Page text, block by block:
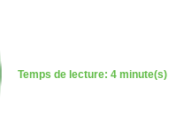
Temps de lecture: 4 minute(s)